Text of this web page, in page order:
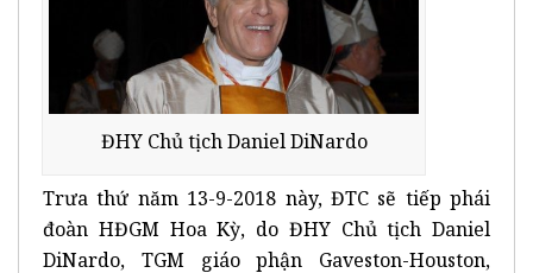
ĐHY Chủ tịch Daniel DiNardo
Trưa thứ năm 13-9-2018 này, ĐTC sẽ tiếp phái
đoàn HĐGM Hoa Kỳ, do ĐHY Chủ tịch Daniel
DiNardo, TGM giáo phận Gaveston-Houston,